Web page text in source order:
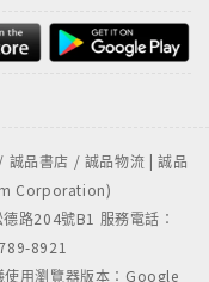
品書店 / 誠品物流 | 誠品
Corporation)
路204號B1 服務電話：
8921
使用瀏覽器版本：Google